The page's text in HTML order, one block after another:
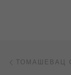
Post
ТОМАШЕВАЦ